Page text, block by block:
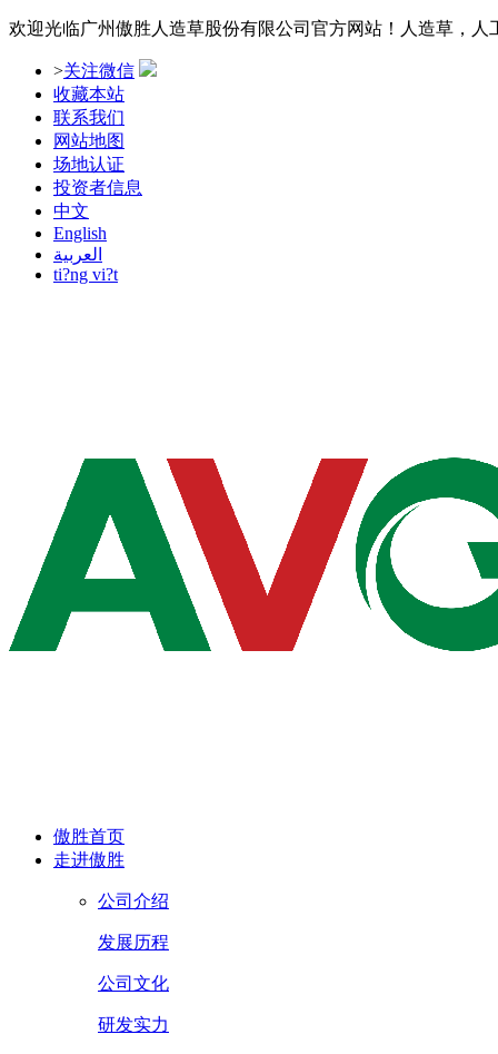
欢迎光临广州傲胜人造草股份有限公司官方网站！人造草，
>关注微信
收藏本站
联系我们
网站地图
场地认证
投资者信息
中文
English
العربية
ti?ng vi?t
傲胜首页
走进傲胜
公司介绍
发展历程
公司文化
研发实力